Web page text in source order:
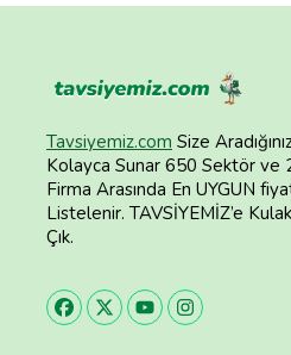
Tavsiyemiz.com Size
Kolayca Sunar 650 Sektör ve
Firma Arasında En UYGUN
Listelenir. TAVSİYEMİZ’e
Çık.